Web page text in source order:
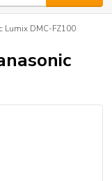
Lumix DMC-FZ100